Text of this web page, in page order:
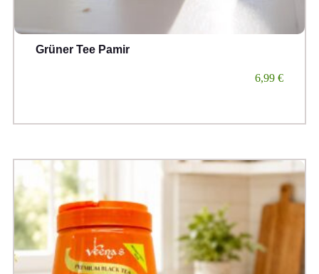
Grüner Tee Pamir
€
6,99